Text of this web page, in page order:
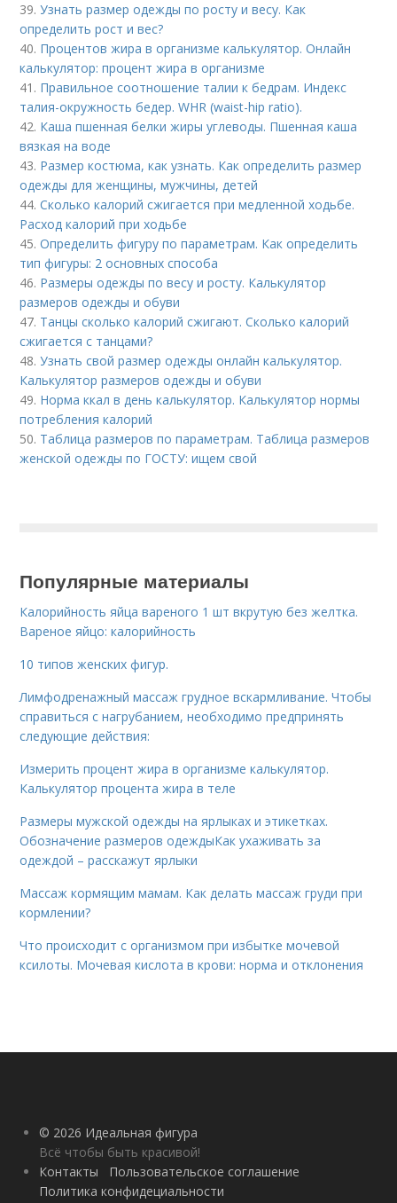
39.Узнать размер одежды по росту и весу. Как
определить рост и вес?
40. Процентов жира в организме калькулятор. Онлайн
калькулятор: процент жира в организме
41. Правильное соотношение талии к бедрам. Индекс
талия-окружность бедер. WHR (waist-hip ratio).
42. Каша пшенная белки жиры углеводы. Пшенная каша
вязкая на воде
43. Размер костюма, как узнать. Как определить размер
одежды для женщины, мужчины, детей
44.Сколько калорий сжигается при медленной ходьбе.
Расход калорий при ходьбе
45.Определить фигуру по параметрам. Как определить
тип фигуры: 2 основных способа
46. Размеры одежды по весу и росту. Калькулятор
размеров одежды и обуви
47. Танцы сколько калорий сжигают. Сколько калорий
сжигается с танцами?
48.Узнать свой размер одежды онлайн калькулятор.
Калькулятор размеров одежды и обуви
49. Норма ккал в день калькулятор. Калькулятор нормы
потребления калорий
50. Таблица размеров по параметрам. Таблица размеров
женской одежды по ГОСТУ: ищем свой
Популярные материалы
Калорийность яйца вареного 1 шт вкрутую без желтка.
Вареное яйцо: калорийность
10 типов женских фигур.
Лимфодренажный массаж грудное вскармливание. Чтобы
справиться с нагрубанием, необходимо предпринять
следующие действия:
Измерить процент жира в организме калькулятор.
Калькулятор процента жира в теле
Размеры мужской одежды на ярлыках и этикетках.
Обозначение размеров одеждыКак ухаживать за
одеждой – расскажут ярлыки
Массаж кормящим мамам. Как делать массаж груди при
кормлении?
Что происходит с организмом при избытке мочевой
ксилоты. Мочевая кислота в крови: норма и отклонения
© 2026 Идеальная фигура
Всё чтобы быть красивой!
Контакты
Пользовательское соглашение
Политика конфидециальности